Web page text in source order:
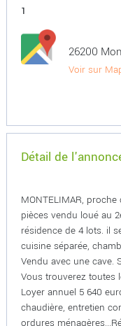
1
26200
Voir sur
Détail de
MONTELIMAR,
pièces vendu loué au
résidence de 4 lots. il
cuisine séparée,
Vendu avec une cave.
Vous trouverez toutes
Loyer annuel 5 640
chaudière, entretien
ordures